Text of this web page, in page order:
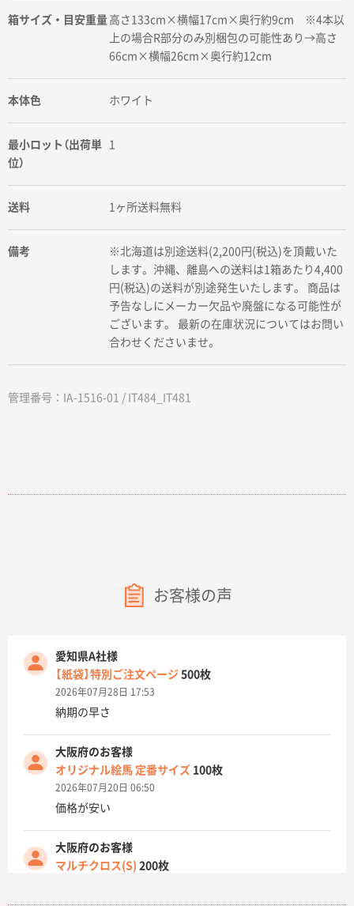
箱サイズ・目安重量 高さ133cm×横幅17cm×奥行約9cm ※4本以
上の場合R部分のみ別梱包の可能性あり→高さ
66cm×横幅26cm×奥行約12cm
本体色 ホワイト
最小ロット（出荷単
位）
1
送料 1ヶ所送料無料
備考
※北海道は別途送料(2,200円(税込)を頂戴いた
します。沖縄、離島への送料は1箱あたり4,400
円(税込)の送料が別途発生いたします。 商品は
予告なしにメーカー欠品や廃盤になる可能性が
ございます。 最新の在庫状況についてはお問い
合わせくださいませ。
管理番号：IA-1516-01 / IT484_IT481
お客様の声
愛知県A社様
【紙袋】特別ご注文ページ 500枚
2026年07月28日 17:53
納期の早さ
大阪府のお客様
オリジナル絵馬 定番サイズ 100枚
2026年07月20日 06:50
価格が安い
大阪府のお客様
マルチクロス(S) 200枚